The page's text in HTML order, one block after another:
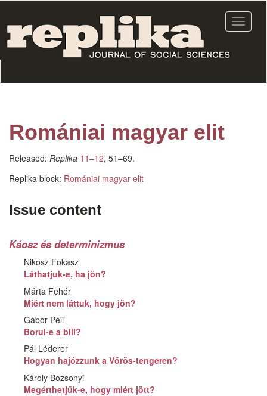
main
content
Toggle
Romániai magyar elit
Released: Replika 11–12, 51–69.
Replika block: Romániai magyar elit
Issue content
Káosz és determinizmus
Nikosz Fokasz
Láthatjuk-e, ha jön?
Márta Fehér
Miért nem láttuk, hogy jön?
Gábor Péli
Borul-e a bili?
Pál Léderer
Hogyan hajózzunk a Vörös-tengeren?
Károly Bozsonyi
Megérthetjük-e, hogy miért jött?